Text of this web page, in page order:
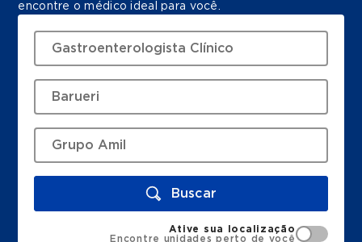
encontre o médico ideal para você.
Buscar
Ative sua localização
Encontre unidades perto de você